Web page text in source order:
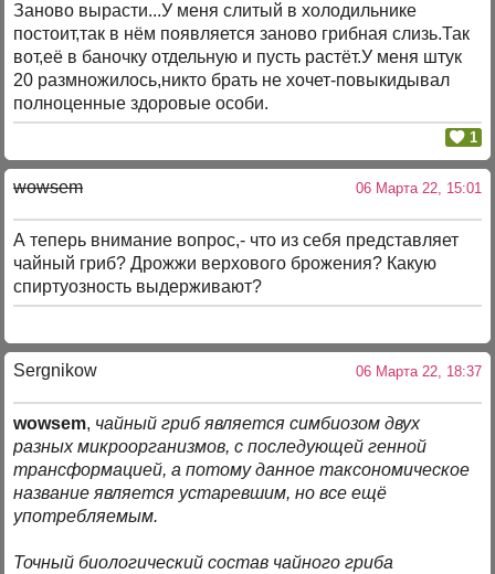
Заново вырасти...У меня слитый в холодильнике
постоит,так в нём появляется заново грибная слизь.Так
вот,её в баночку отдельную и пусть растёт.У меня штук
20 размножилось,никто брать не хочет-повыкидывал
полноценные здоровые особи.
1
wowsem 06 Марта 22, 15:01
А теперь внимание вопрос,- что из себя представляет
чайный гриб? Дрожжи верхового брожения? Какую
спиртуозность выдерживают?
Sergnikow 06 Марта 22, 18:37
wowsem, чайный гриб является симбиозом двух
разных микроорганизмов, с последующей генной
трансформацией, а потому данное таксономическое
название является устаревшим, но все ещё
употребляемым.
Точный биологический состав чайного гриба